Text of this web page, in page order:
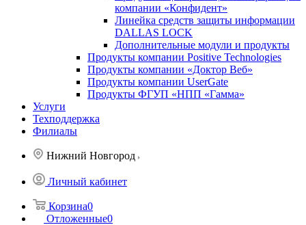
компании «Конфидент»
Линейка средств защиты информации
DALLAS LOCK
Дополнительные модули и продукты
Продукты компании Positive Technologies
Продукты компании «Доктор Веб»
Продукты компании UserGate
Продукты ФГУП «НПП «Гамма»
Услуги
Техподдержка
Филиалы
Нижний Новгород
Личный кабинет
Корзина0
Отложенные0